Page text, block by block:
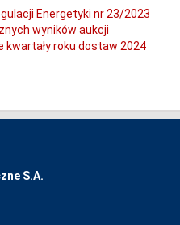
Energetyki nr 23/2023
wyników aukcji
roku dostaw 2024
S.A.